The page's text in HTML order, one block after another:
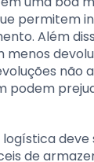
permitem
Além
menos
não
podem
de